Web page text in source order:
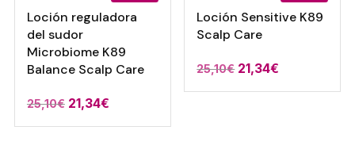
Loción reguladora
del sudor
Microbiome K89
Balance Scalp Care
25,10€ El
precio
21,34€El
precio
Loción Sensitive K89
Scalp Care
25,10€ El
precio
21,34€
precio